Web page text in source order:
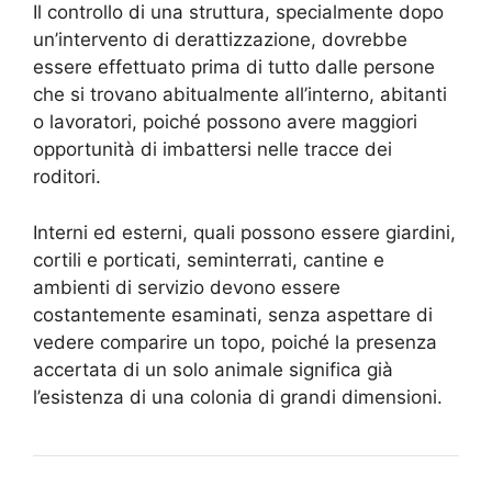
Il controllo di una struttura, specialmente dopo
un’intervento di derattizzazione, dovrebbe
essere effettuato prima di tutto dalle persone
che si trovano abitualmente all’interno, abitanti
o lavoratori, poiché possono avere maggiori
opportunità di imbattersi nelle tracce dei
roditori.
Interni ed esterni, quali possono essere giardini,
cortili e porticati, seminterrati, cantine e
ambienti di servizio devono essere
costantemente esaminati, senza aspettare di
vedere comparire un topo, poiché la presenza
accertata di un solo animale significa già
l’esistenza di una colonia di grandi dimensioni.